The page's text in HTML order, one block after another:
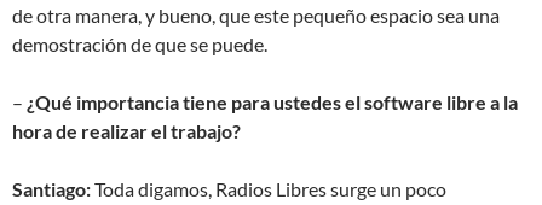
de otra manera, y bueno, que este pequeño espacio sea una
demostración de que se puede.
– ¿Qué importancia tiene para ustedes el software libre a la
hora de realizar el trabajo?
Santiago:Toda digamos, Radios Libres surge un poco